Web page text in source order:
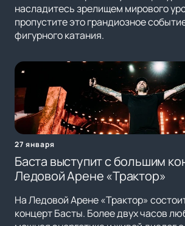
насладитесь зрелищем мирового
пропустите это грандиозное
фигурного катания.
27 января
Баста выступит с большим
Ледовой Арене «Трактор»
На Ледовой Арене «Трактор»
концерт Басты. Более двух часов